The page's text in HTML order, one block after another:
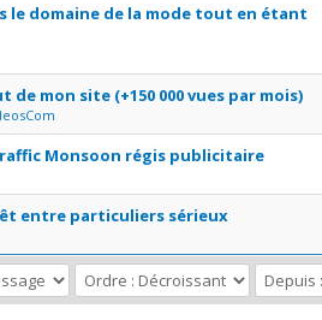
le domaine de la mode tout en étant
de mon site (+150 000 vues par mois)
Monsoon régis publicitaire
entre particuliers sérieux